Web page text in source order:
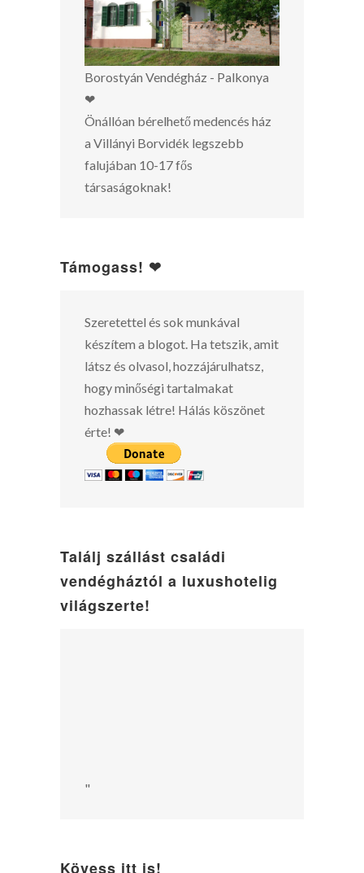
Borostyán Vendégház - Palkonya
❤
Önállóan bérelhető medencés ház
a Villányi Borvidék legszebb
falujában 10-17 fős
társaságoknak!
Támogass! ❤
Szeretettel és sok munkával
készítem a blogot. Ha tetszik, amit
látsz és olvasol, hozzájárulhatsz,
hogy minőségi tartalmakat
hozhassak létre! Hálás köszönet
érte! ❤
Találj szállást családi
vendégháztól a luxushotelig
világszerte!
"
Kövess itt is!